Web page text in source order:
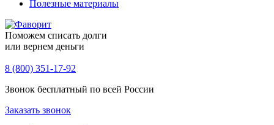
Полезные материалы
Поможем списать долги
или вернем деньги
8 (800) 351-17-92
Звонок бесплатный по всей России
Заказать звонок